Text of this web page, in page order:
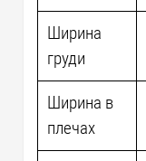
Ширина
груди
Ширина в
плечах